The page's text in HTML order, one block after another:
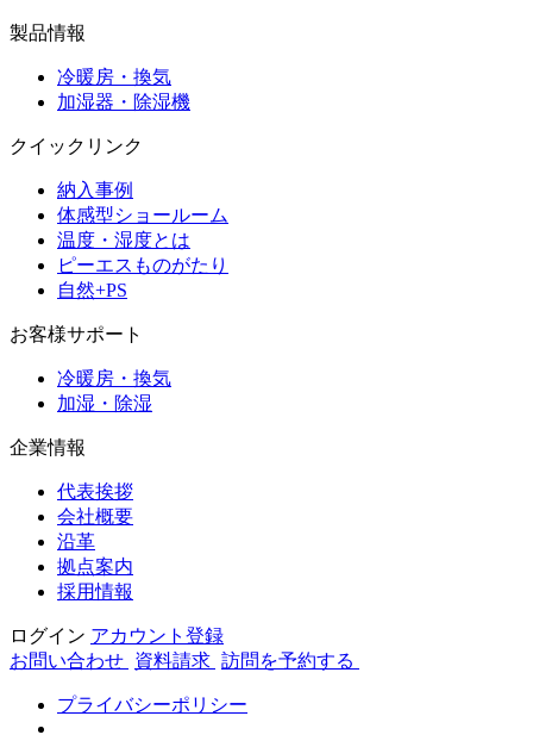
製品情報
冷暖房・換気
加湿器・除湿機
クイックリンク
納入事例
体感型ショールーム
温度・湿度とは
ピーエスものがたり
自然+PS
お客様サポート
冷暖房・換気
加湿・除湿
企業情報
代表挨拶
会社概要
沿革
拠点案内
採用情報
ログイン アカウント登録
お問い合わせ 資料請求 訪問を予約する
プライバシーポリシー